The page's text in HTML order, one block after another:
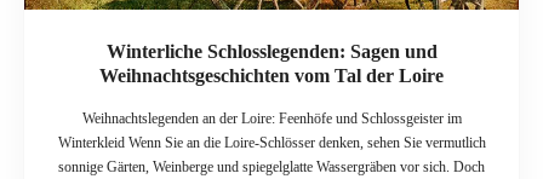
Winterliche Schlosslegenden: Sagen und
Weihnachtsgeschichten vom Tal der Loire
Weihnachtslegenden an der Loire: Feenhöfe und Schlossgeister im
Winterkleid Wenn Sie an die Loire-Schlösser denken, sehen Sie vermutlich
sonnige Gärten, Weinberge und spiegelglatte Wassergräben vor sich. Doch